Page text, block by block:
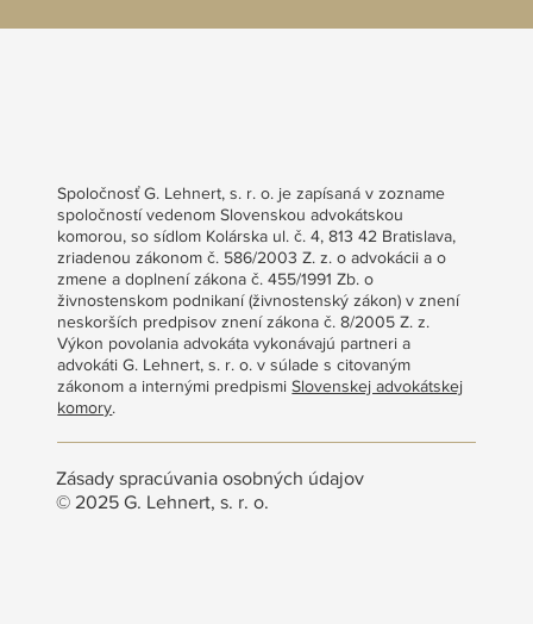
Spoločnosť G. Lehnert, s. r. o. je zapísaná v zozname
spoločností vedenom Slovenskou advokátskou
komorou, so sídlom Kolárska ul. č. 4, 813 42 Bratislava,
zriadenou zákonom č. 586/2003 Z. z. o advokácii a o
zmene a doplnení zákona č. 455/1991 Zb. o
živnostenskom podnikaní (živnostenský zákon) v znení
neskorších predpisov znení zákona č. 8/2005 Z. z.
Výkon povolania advokáta vykonávajú partneri a
advokáti G. Lehnert, s. r. o. v súlade s citovaným
zákonom a internými predpismiSlovenskej advokátskej
komory.
Zásady spracúvania osobných údajov
© 2025 G. Lehnert, s. r. o.